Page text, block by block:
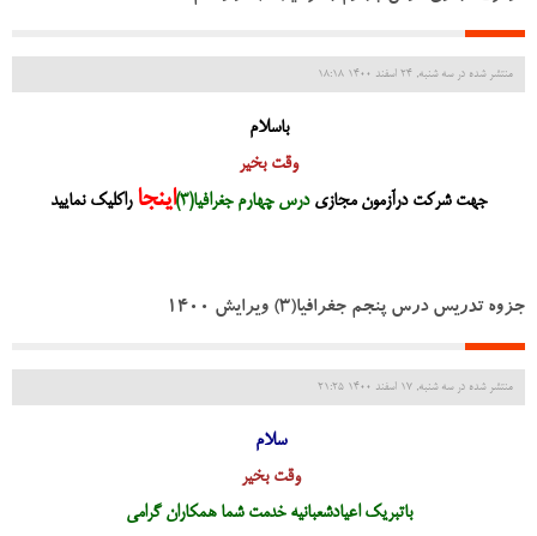
منتشر شده در سه شنبه, 24 اسفند 1400 18:18
باسلام
وقت بخیر
جهت شرکت درآزمون مجازی درس چهارم جغرافیا(3) اینجا راکلیک نمایید
جزوه تدریس درس پنجم جغرافیا(3) ویرایش 1400
منتشر شده در سه شنبه, 17 اسفند 1400 21:25
سلام
وقت بخیر
باتبریک اعیادشعبانیه خدمت شما همکاران گرامی